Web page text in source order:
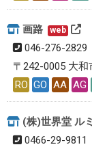
画路 web
046-276-2829
〒242-0005 大
RO GO AA AG
(株)世界堂 ル
0466-29-9811